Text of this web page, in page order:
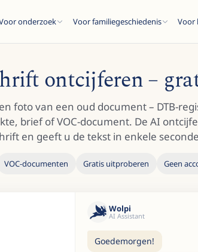
onderzoek Voor familiegeschiedenis Voor
ontcijferen –
foto van een oud document – DTB-
brief of VOC-document. De AI
en geeft u de tekst in enkele
VOC-documenten Gratis uitproberen Geen
Wolpi
AI Assistant
Goedemorgen!